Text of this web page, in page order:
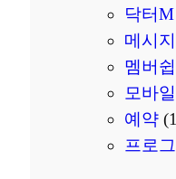
닥터M
메시지
멤버쉽
모바일
예약
프로